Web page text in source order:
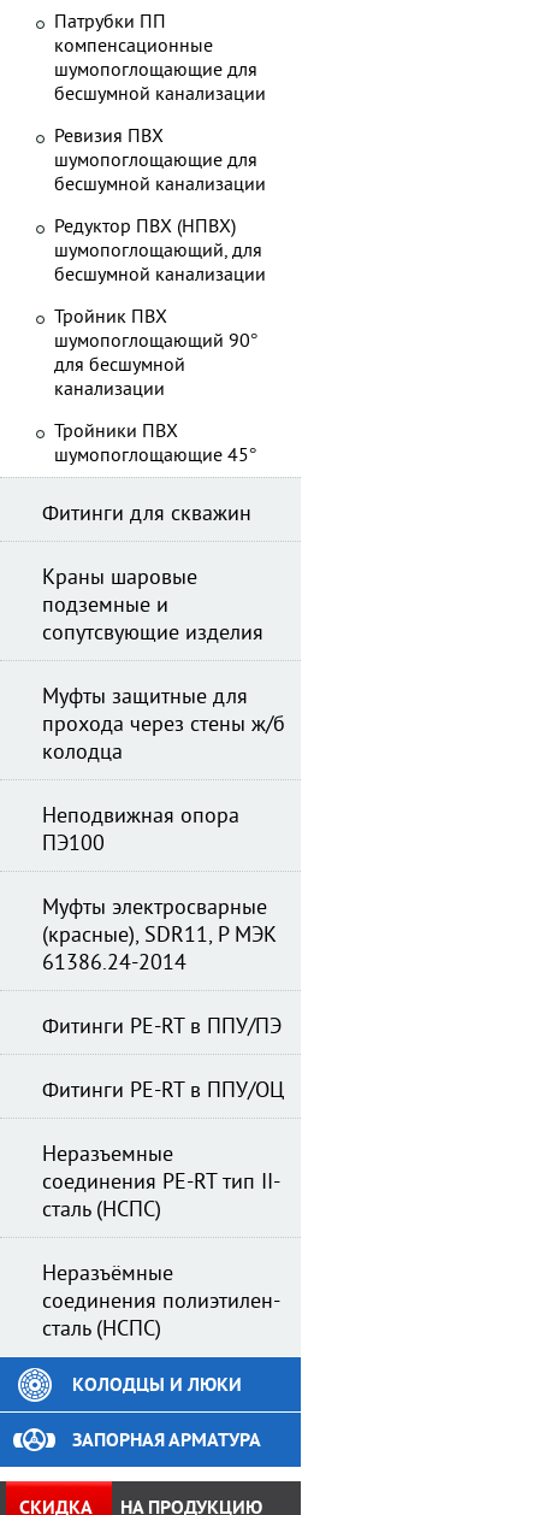
Патрубки ПП
компенсационные
шумопоглощающие для
бесшумной канализации
Ревизия ПВХ
шумопоглощающие для
бесшумной канализации
Редуктор ПВХ (НПВХ)
шумопоглощающий, для
бесшумной канализации
Тройник ПВХ
шумопоглощающий 90°
для бесшумной
канализации
Тройники ПВХ
шумопоглощающие 45°
Фитинги для скважин
Краны шаровые
подземные и
сопутсвующие изделия
Муфты защитные для
прохода через стены ж/б
колодца
Неподвижная опора
ПЭ100
Муфты электросварные
(красные), SDR11, Р МЭК
61386.24-2014
Фитинги PE-RT в ППУ/ПЭ
Фитинги PE-RT в ППУ/ОЦ
Неразъемные
соединения PE-RT тип II-
сталь (НСПС)
Неразъёмные
соединения полиэтилен-
сталь (НСПС)
КОЛОДЦЫ И ЛЮКИ
ЗАПОРНАЯ АРМАТУРА
СКИДКА НА ПРОДУКЦИЮ